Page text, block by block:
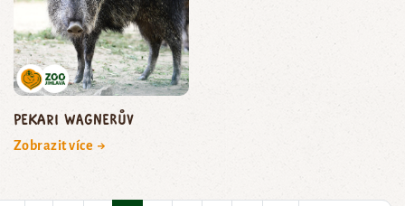
pekari Wagnerův
Zobrazit více →